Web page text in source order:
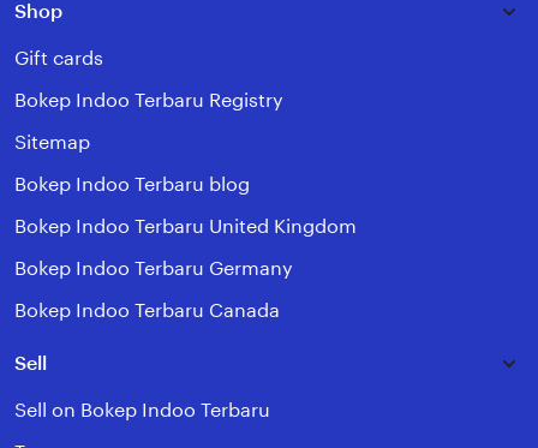
Shop
Gift cards
Bokep Indoo Terbaru Registry
Sitemap
Bokep Indoo Terbaru blog
Bokep Indoo Terbaru United Kingdom
Bokep Indoo Terbaru Germany
Bokep Indoo Terbaru Canada
Sell
Sell on Bokep Indoo Terbaru